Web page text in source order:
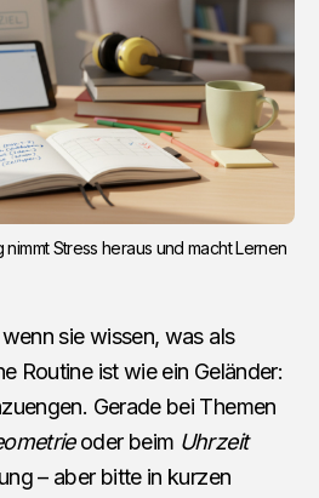
nimmt Stress heraus und macht Lernen
sie wissen, was als
Routine ist wie ein Geländer:
Gerade bei Themen
oder beim Uhrzeit
– aber bitte in kurzen